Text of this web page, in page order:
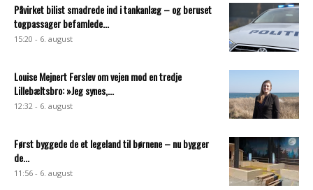
Påvirket bilist smadrede ind i tankanlæg – og beruset
togpassager befamlede...
15:20 - 6. august
Louise Mejnert Ferslev om vejen mod en tredje
Lillebæltsbro: »Jeg synes,...
12:32 - 6. august
Først byggede de et legeland til børnene – nu bygger
de...
11:56 - 6. august